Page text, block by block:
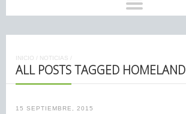
INICIO / NOTICIAS /
ALL POSTS TAGGED HOMELAND
15 SEPTIEMBRE, 2015